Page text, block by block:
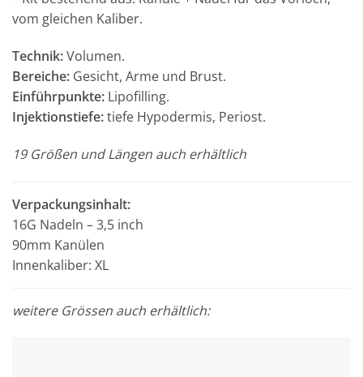
vom gleichen Kaliber.
Technik:Volumen.
Bereiche: Gesicht, Arme und Brust.
Einführpunkte: Lipofilling.
Injektionstiefe:tiefe Hypodermis, Periost.
19 Größen und Längen auch erhältlich
Verpackungsinhalt:
16G Nadeln – 3,5 inch
90mm Kanülen
Innenkaliber: XL
weitere Grössen auch erhältlich: